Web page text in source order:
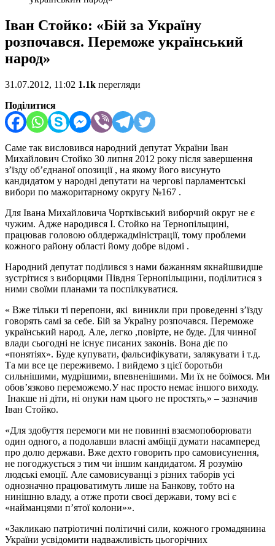
Іван Стойко: «Бій за Україну
розпочався. Переможе український
народ»
31.07.2012, 11:02 1.1k перегляди
Поділитися
Саме так висловився народний депутат України Іван
Михайлович Стойко 30 липня 2012 року після завершення
з’їзду об’єднаної опозиції , на якому його висунуто
кандидатом у народні депутати на чергові парламентські
вибори по мажоритарному округу №167 .
Для Івана Михайловича Чортківський виборчий округ не є
чужим. Адже народився І. Стойко на Тернопільщині,
працював головою облдержадміністрації, тому проблеми
кожного району області йому добре відомі .
Народний депутат поділився з нами бажанням якнайшвидше
зустрітися з виборцями Півдня Тернопільщини, поділитися з
ними своїми планами та поспілкуватися.
« Вже тільки ті перепони, які виникли при проведенні з’їзду
говорять самі за себе. Бій за Україну розпочався. Переможе
український народ. Але, легко ,повірте, не буде. Для чинної
влади сьогодні не існує писаних законів. Вона діє по
«понятіях». Буде купувати, фальсифікувати, залякувати і т.д.
Та ми все це переживемо. І вийдемо з цієї боротьби
сильнішими, мудрішими, впевненішими. Ми їх не боїмося. Ми
обов’язково переможемо.У нас просто немає іншого виходу.
Інакше ні діти, ні онуки нам цього не простять,» – зазначив
Іван Стойко.
«Для здобуття перемоги ми не повинні взаємопоборювати
один одного, а подолавши власні амбіції думати насамперед
про долю держави. Вже дехто говорить про самовисунення,
не погоджується з тим чи іншим кандидатом. Я розумію
людські емоції. Але самовисуванці з різних таборів усі
однозначно працюватимуть лише на Банкову, тобто на
нинішню владу, а отже проти своєї держави, тому всі є
«найманцями п’ятої колони»».
«Закликаю патріотичні політичні сили, кожного громадянина
України усвідомити надважливість цьогорічних